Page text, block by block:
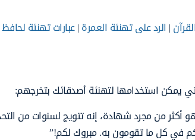
| الرد على تهنئة العمرة|عبارات تهنئة
يمكن استخدامها لتهنئة أصدقائك بتخرجهم:
أكثر من مجرد شهادة، إنه تتويج لسنوات من
في كل ما تقومون به. مبروك لكم!”